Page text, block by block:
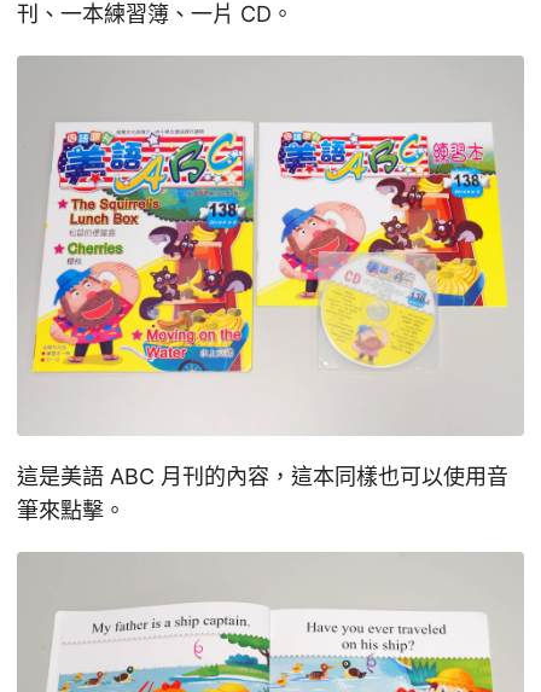
刊、一本練習簿、一片 CD。
這是美語 ABC 月刊的內容，這本同樣也可以使用音
筆來點擊。